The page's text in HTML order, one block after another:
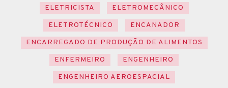
ELETRICISTA
ELETROMECÂNICO
ELETROTÉCNICO
ENCANADOR
ENCARREGADO DE PRODUÇÃO DE ALIMENTOS
ENFERMEIRO
ENGENHEIRO
ENGENHEIRO AEROESPACIAL